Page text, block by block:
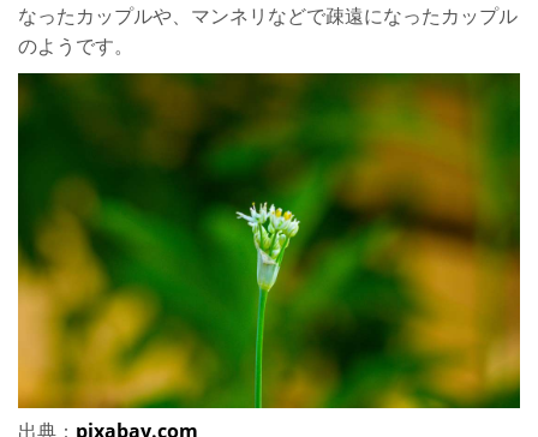
なったカップルや、マンネリなどで疎遠になったカップル
のようです。
出典： pixabay.com